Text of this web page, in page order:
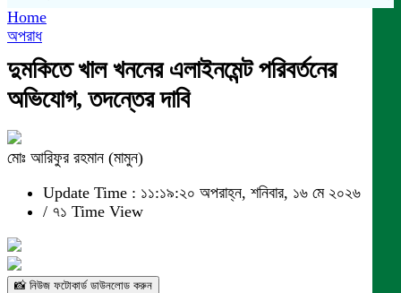
Home
অপরাধ
দুমকিতে খাল খননের এলাইনমেন্ট পরিবর্তনের
অভিযোগ, তদন্তের দাবি
মোঃ আরিফুর রহমান (মামুন)
Update Time : ১১:১৯:২০ অপরাহ্ন, শনিবার, ১৬ মে ২০২৬
/ ৭১ Time View
📸 নিউজ ফটোকার্ড ডাউনলোড করুন